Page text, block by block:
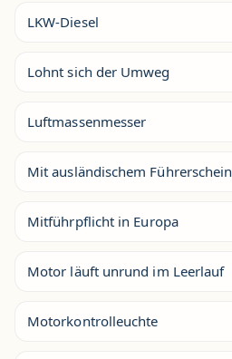
LKW-Diesel
Lohnt sich der Umweg
Luftmassenmesser
Mit ausländischem
Mitführpflicht in Europa
Motor läuft unrund im Leerlauf
Motorkontrolleuchte